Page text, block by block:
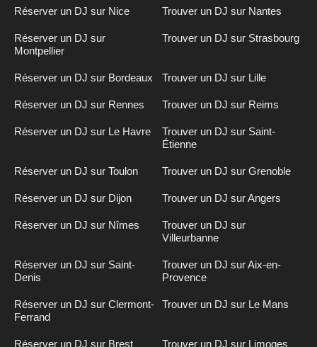
Réserver un DJ sur Nice Trouver un DJ sur Nantes
Réserver un DJ sur
Montpellier
Trouver un DJ sur Strasbourg
Réserver un DJ sur Bordeaux Trouver un DJ sur Lille
Réserver un DJ sur Rennes Trouver un DJ sur Reims
Réserver un DJ sur Le Havre
Trouver un DJ sur Saint-
Étienne
Réserver un DJ sur Toulon Trouver un DJ sur Grenoble
Réserver un DJ sur Dijon Trouver un DJ sur Angers
Réserver un DJ sur Nîmes
Trouver un DJ sur
Villeurbanne
Réserver un DJ sur Saint-
Denis
Trouver un DJ sur Aix-en-
Provence
Réserver un DJ sur Clermont-
Ferrand
Trouver un DJ sur Le Mans
Réserver un DJ sur Brest Trouver un DJ sur Limoges